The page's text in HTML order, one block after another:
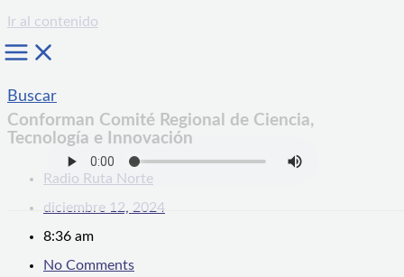
Ir al contenido
Buscar
Conforman Comité Regional de Ciencia,
Tecnología e Innovación
Radio Ruta Norte
diciembre 12, 2024
8:36 am
No Comments